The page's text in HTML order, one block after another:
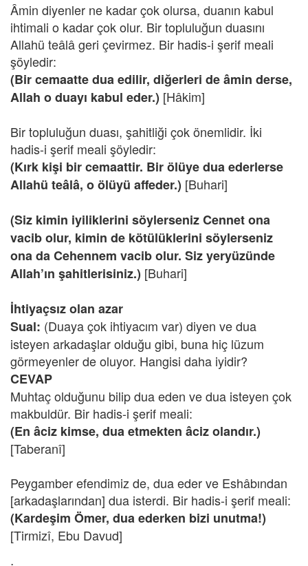
Âmin diyenler ne kadar çok olursa, duanın kabul
ihtimali o kadar çok olur. Bir topluluğun duasını
Allahü teâlâ geri çevirmez. Bir hadis-i şerif meali
şöyledir:
(Bir cemaatte dua edilir, diğerleri de âmin derse,
Allah o duayı kabul eder.) [Hâkim]
Bir topluluğun duası, şahitliği çok önemlidir. İki
hadis-i şerif meali şöyledir:
(Kırk kişi bir cemaattir. Bir ölüye dua ederlerse
Allahü teâlâ, o ölüyü affeder.) [Buhari]
(Siz kimin iyiliklerini söylerseniz Cennet ona
vacib olur, kimin de kötülüklerini söylerseniz
ona da Cehennem vacib olur. Siz yeryüzünde
Allah’ın şahitlerisiniz.) [Buhari]
İhtiyaçsız olan azar
Sual: (Duaya çok ihtiyacım var) diyen ve dua
isteyen arkadaşlar olduğu gibi, buna hiç lüzum
görmeyenler de oluyor. Hangisi daha iyidir?
CEVAP
Muhtaç olduğunu bilip dua eden ve dua isteyen çok
makbuldür. Bir hadis-i şerif meali:
(En âciz kimse, dua etmekten âciz olandır.)
[Taberanî]
Peygamber efendimiz de, dua eder ve Eshâbından
[arkadaşlarından] dua isterdi. Bir hadis-i şerif meali:
(Kardeşim Ömer, dua ederken bizi unutma!)
[Tirmizî, Ebu Davud]